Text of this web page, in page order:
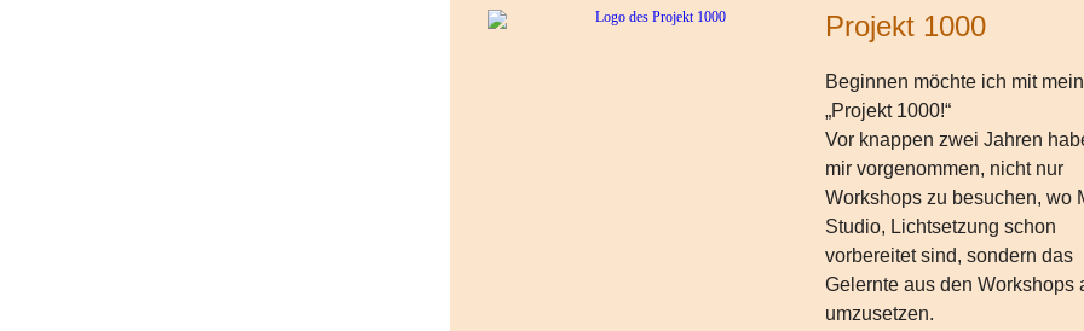
Projekt 1000
Beginnen möchte ich mit
„Projekt 1000!“
Vor knappen zwei Jahren
mir vorgenommen, nicht nur
Workshops zu besuchen, wo
Studio, Lichtsetzung schon
vorbereitet sind, sondern das
Gelernte aus den Workshops
umzusetzen.